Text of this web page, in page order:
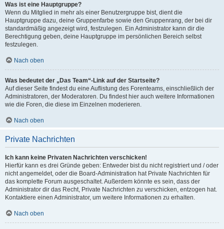
Was ist eine Hauptgruppe?
Wenn du Mitglied in mehr als einer Benutzergruppe bist, dient die
Hauptgruppe dazu, deine Gruppenfarbe sowie den Gruppenrang, der bei dir
standardmäßig angezeigt wird, festzulegen. Ein Administrator kann dir die
Berechtigung geben, deine Hauptgruppe im persönlichen Bereich selbst
festzulegen.
Nach oben
Was bedeutet der „Das Team“-Link auf der Startseite?
Auf dieser Seite findest du eine Auflistung des Forenteams, einschließlich der
Administratoren, der Moderatoren. Du findest hier auch weitere Informationen
wie die Foren, die diese im Einzelnen moderieren.
Nach oben
Private Nachrichten
Ich kann keine Privaten Nachrichten verschicken!
Hierfür kann es drei Gründe geben: Entweder bist du nicht registriert und / oder
nicht angemeldet, oder die Board-Administration hat Private Nachrichten für
das komplette Forum ausgeschaltet. Außerdem könnte es sein, dass der
Administrator dir das Recht, Private Nachrichten zu verschicken, entzogen hat.
Kontaktiere einen Administrator, um weitere Informationen zu erhalten.
Nach oben